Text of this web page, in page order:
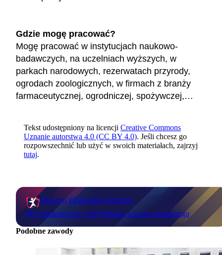
Gdzie mogę pracować?
Mogę pracować w instytucjach naukowo-
badawczych, na uczelniach wyższych, w
parkach narodowych, rezerwatach przyrody,
ogrodach zoologicznych, w firmach z branży
farmaceutycznej, ogrodniczej, spożywczej,…
Tekst udostępniony na licencji Creative Commons
Uznanie autorstwa 4.0 (CC BY 4.0). Jeśli chcesz go
rozpowszechnić lub użyć w swoich materiałach, zajrzyj
tutaj.
Obejrzyj #ZawodowyStream:
Być naukowcem, czyli biologia u progu nieznanego
Podobne zawody